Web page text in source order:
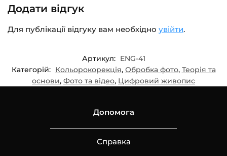
Додати відгук
Для публікації відгуку вам необхідно увійти.
Артикул: ENG-41
Категорій: Кольорокорекція, Обробка фото, Теорія та
основи, Фото та відео, Цифровий живопис
Допомога
Справка